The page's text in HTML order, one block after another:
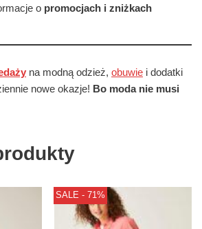
o promocjach i zniżkach
na modną odzież, obuwie i dodatki
nowe okazje! Bo moda nie musi
SALE - 71%